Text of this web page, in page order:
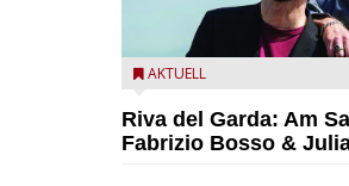
Fabrizio Bosso & Julian
AKTUELL
Riva del Garda: Am
Fabrizio Bosso &